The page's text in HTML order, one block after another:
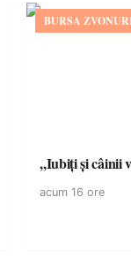
BURSA
,,Iubiți și câinii
acum 16 ore